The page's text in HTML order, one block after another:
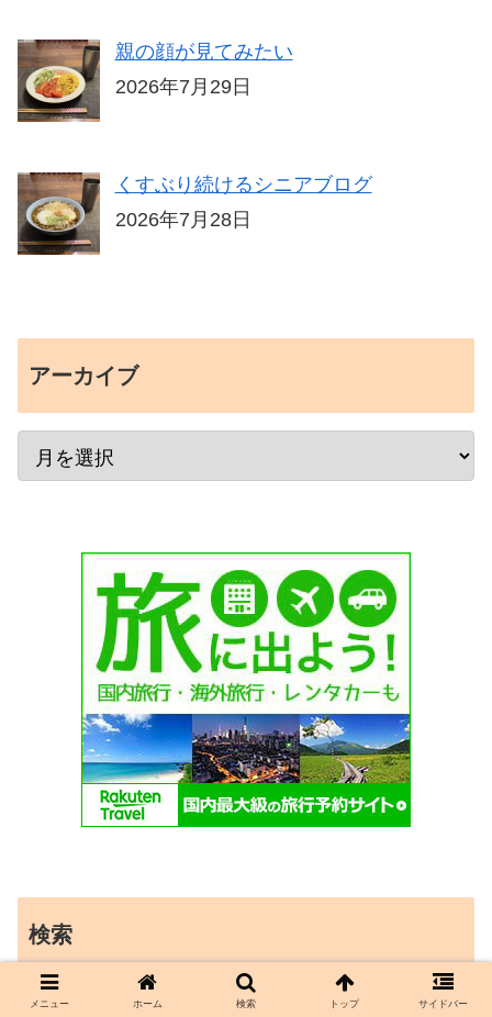
親の顔が見てみたい
2026年7月29日
くすぶり続けるシニアブログ
2026年7月28日
アーカイブ
検索
メニュー ホーム 検索 トップ サイドバー